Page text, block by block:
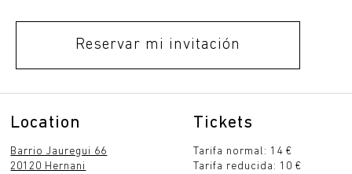
Reservar mi invitación
Location
Barrio Jauregui 66
20120 Hernani
Tickets
Tarifa normal: 14 €
Tarifa reducida: 10 €